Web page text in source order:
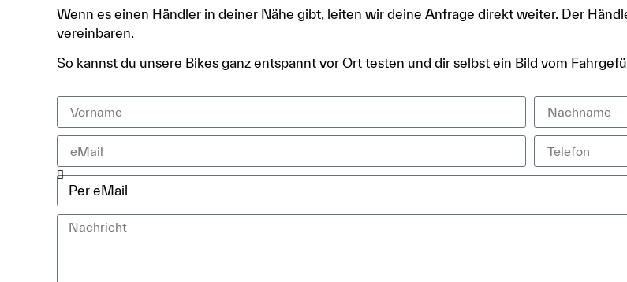
Wenn es einen Händler in deiner Nähe gibt, leiten wir deine Anfrage direkt weiter. Der
vereinbaren.
So kannst du unsere Bikes ganz entspannt vor Ort testen und dir selbst ein Bild vom